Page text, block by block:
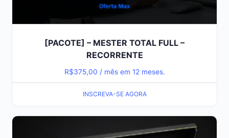
[PACOTE] – MESTER TOTAL FULL –
RECORRENTE
R$375,00 / mês em 12 meses.
INSCREVA-SE AGORA